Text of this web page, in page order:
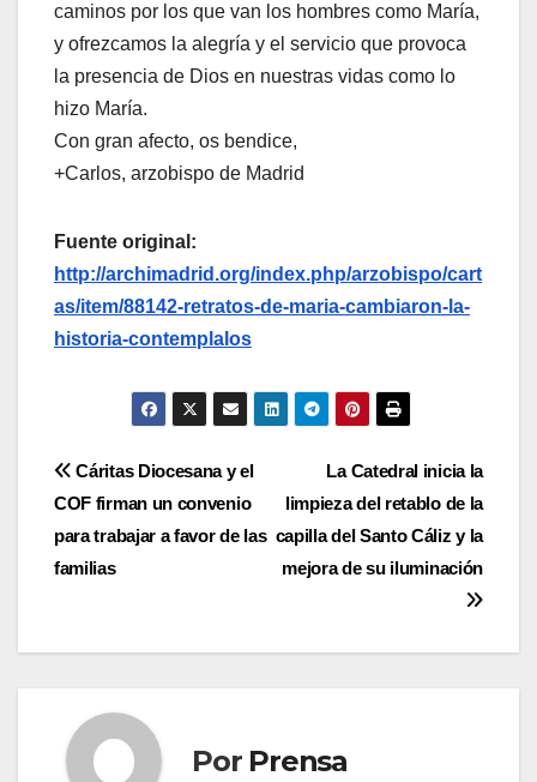
caminos por los que van los hombres como María,
y ofrezcamos la alegría y el servicio que provoca
la presencia de Dios en nuestras vidas como lo
hizo María.
Con gran afecto, os bendice,
+Carlos, arzobispo de Madrid
Fuente original:
http://archimadrid.org/index.php/arzobispo/cart
as/item/88142-retratos-de-maria-cambiaron-la-
historia-contemplalos
Navegación
de
entradas
La Catedral inicia la
limpieza del retablo de la
capilla del Santo Cáliz y la
mejora de su iluminación
Cáritas Diocesana y el
COF firman un convenio
para trabajar a favor de las
familias
Por Prensa